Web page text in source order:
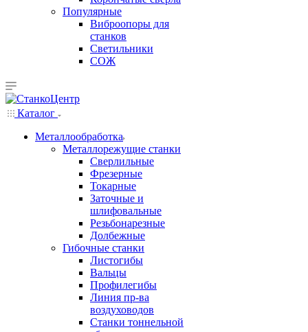
Популярные
Виброопоры для
станков
Светильники
СОЖ
Каталог
Металлообработка
Металлорежущие станки
Сверлильные
Фрезерные
Токарные
Заточные и
шлифовальные
Резьбонарезные
Долбежные
Гибочные станки
Листогибы
Вальцы
Профилегибы
Линия пр-ва
воздуховодов
Станки тоннельной